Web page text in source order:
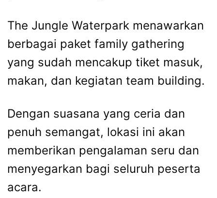
The Jungle Waterpark menawarkan
berbagai paket family gathering
yang sudah mencakup tiket masuk,
makan, dan kegiatan team building.
Dengan suasana yang ceria dan
penuh semangat, lokasi ini akan
memberikan pengalaman seru dan
menyegarkan bagi seluruh peserta
acara.